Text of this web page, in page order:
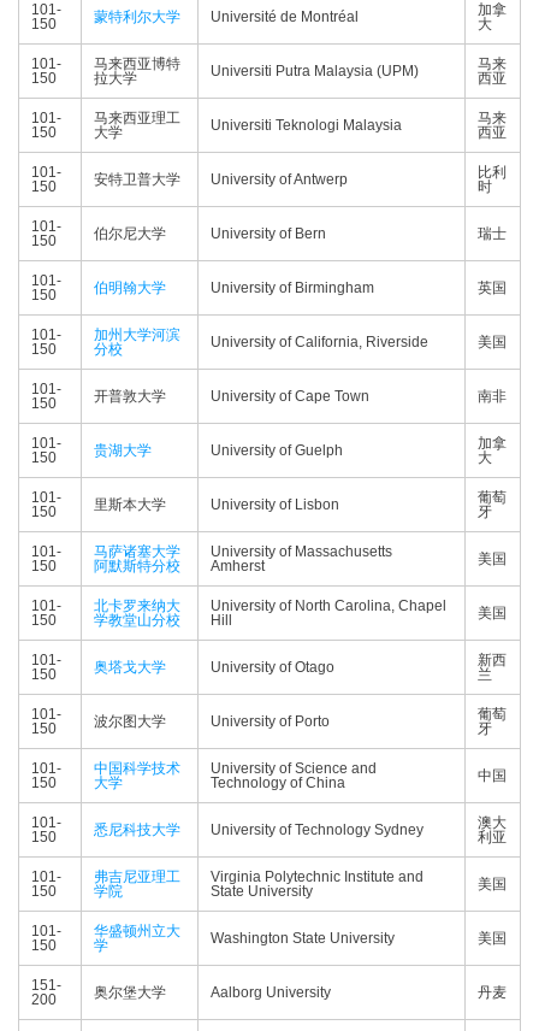
101-
150
蒙特利尔大学 Université de Montréal
加拿
大
101-
150
马来西亚博特
拉大学
Universiti Putra Malaysia (UPM)
马来
西亚
101-
150
马来西亚理工
大学
Universiti Teknologi Malaysia
马来
西亚
101-
150
安特卫普大学 University of Antwerp
比利
时
101-
150
伯尔尼大学 University of Bern 瑞士
101-
150
伯明翰大学 University of Birmingham 英国
101-
150
加州大学河滨
分校
University of California, Riverside 美国
101-
150
开普敦大学 University of Cape Town 南非
101-
150
贵湖大学 University of Guelph
加拿
大
101-
150
里斯本大学 University of Lisbon
葡萄
牙
101-
150
马萨诸塞大学
阿默斯特分校
University of Massachusetts
Amherst
美国
101-
150
北卡罗来纳大
学教堂山分校
University of North Carolina, Chapel
Hill
美国
101-
150
奥塔戈大学 University of Otago
新西
兰
101-
150
波尔图大学 University of Porto
葡萄
牙
101-
150
中国科学技术
大学
University of Science and
Technology of China
中国
101-
150
悉尼科技大学 University of Technology Sydney
澳大
利亚
101-
150
弗吉尼亚理工
学院
Virginia Polytechnic Institute and
State University
美国
101-
150
华盛顿州立大
学
Washington State University 美国
151-
200
奥尔堡大学 Aalborg University 丹麦